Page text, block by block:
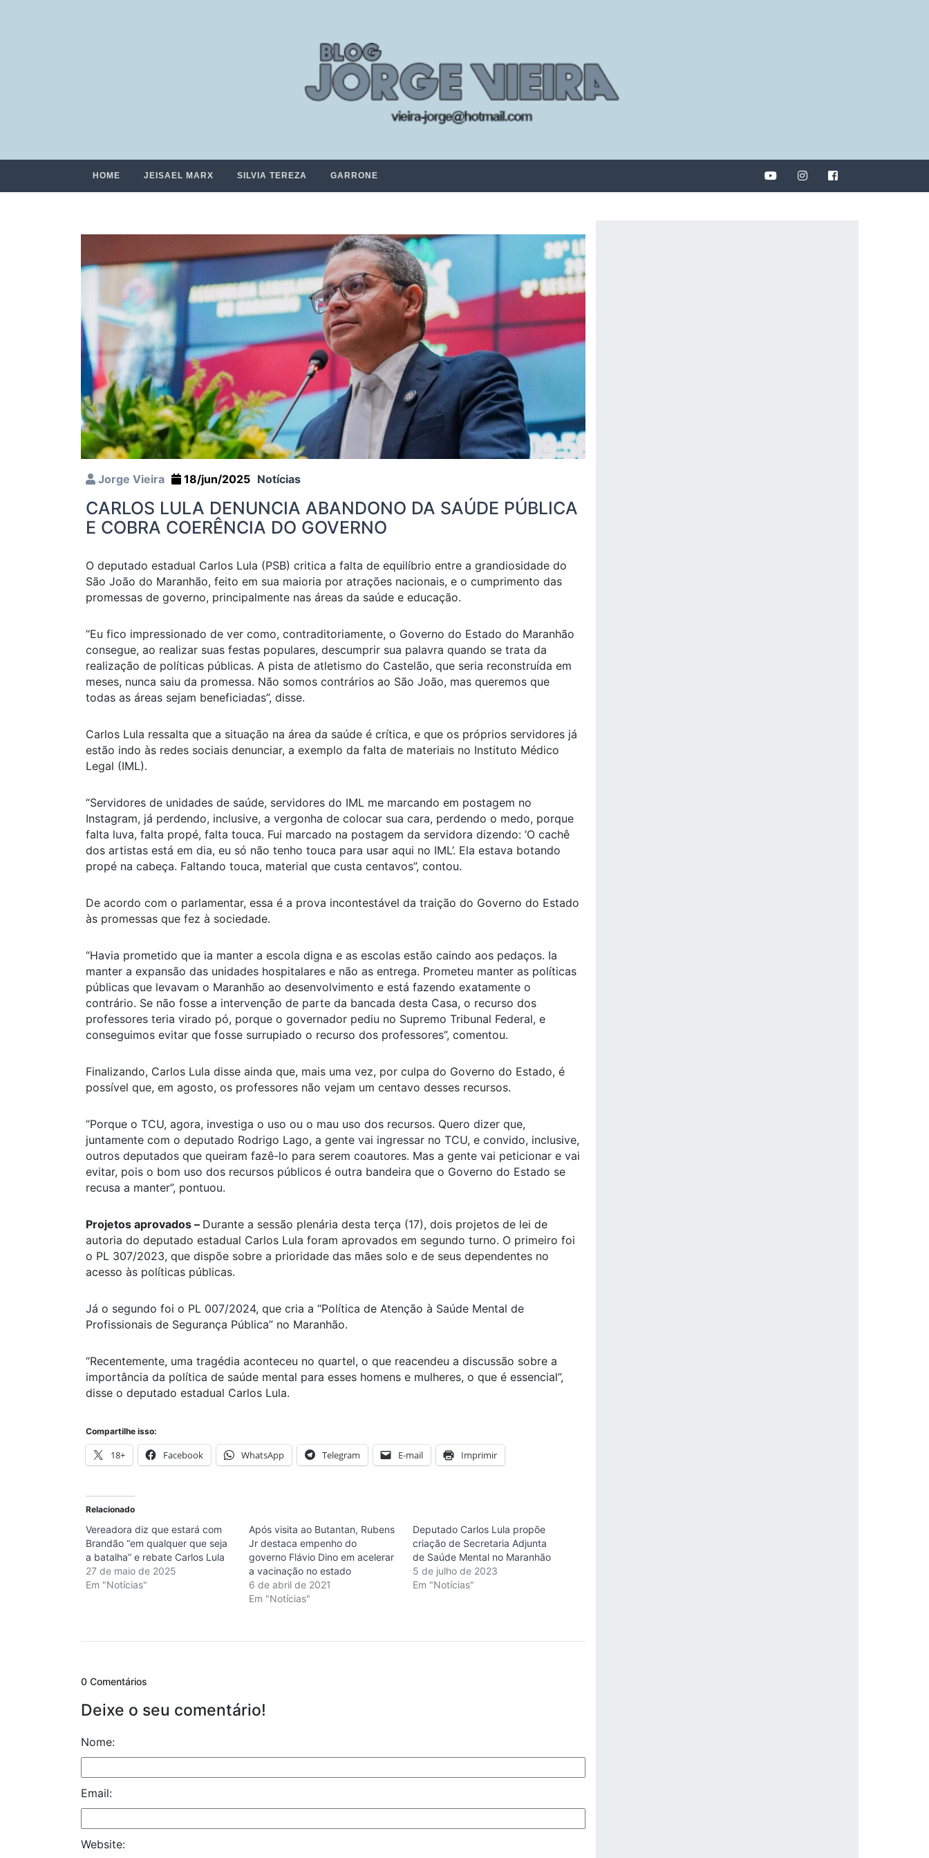
HOME JEISAEL MARX SILVIA TEREZA GARRONE
Jorge Vieira 18/jun/2025 Notícias
CARLOS LULA DENUNCIA ABANDONO DA SAÚDE PÚBLICA
E COBRA COERÊNCIA DO GOVERNO
O deputado estadual Carlos Lula (PSB) critica a falta de equilíbrio entre a grandiosidade do
São João do Maranhão, feito em sua maioria por atrações nacionais, e o cumprimento das
promessas de governo, principalmente nas áreas da saúde e educação.
“Eu fico impressionado de ver como, contraditoriamente, o Governo do Estado do Maranhão
consegue, ao realizar suas festas populares, descumprir sua palavra quando se trata da
realização de políticas públicas. A pista de atletismo do Castelão, que seria reconstruída em
meses, nunca saiu da promessa. Não somos contrários ao São João, mas queremos que
todas as áreas sejam beneficiadas”, disse.
Carlos Lula ressalta que a situação na área da saúde é crítica, e que os próprios servidores já
estão indo às redes sociais denunciar, a exemplo da falta de materiais no Instituto Médico
Legal (IML).
“Servidores de unidades de saúde, servidores do IML me marcando em postagem no
Instagram, já perdendo, inclusive, a vergonha de colocar sua cara, perdendo o medo, porque
falta luva, falta propé, falta touca. Fui marcado na postagem da servidora dizendo: ‘O cachê
dos artistas está em dia, eu só não tenho touca para usar aqui no IML’. Ela estava botando
propé na cabeça. Faltando touca, material que custa centavos”, contou.
De acordo com o parlamentar, essa é a prova incontestável da traição do Governo do Estado
às promessas que fez à sociedade.
“Havia prometido que ia manter a escola digna e as escolas estão caindo aos pedaços. Ia
manter a expansão das unidades hospitalares e não as entrega. Prometeu manter as políticas
públicas que levavam o Maranhão ao desenvolvimento e está fazendo exatamente o
contrário. Se não fosse a intervenção de parte da bancada desta Casa, o recurso dos
professores teria virado pó, porque o governador pediu no Supremo Tribunal Federal, e
conseguimos evitar que fosse surrupiado o recurso dos professores”, comentou.
Finalizando, Carlos Lula disse ainda que, mais uma vez, por culpa do Governo do Estado, é
possível que, em agosto, os professores não vejam um centavo desses recursos.
“Porque o TCU, agora, investiga o uso ou o mau uso dos recursos. Quero dizer que,
juntamente com o deputado Rodrigo Lago, a gente vai ingressar no TCU, e convido, inclusive,
outros deputados que queiram fazê-lo para serem coautores. Mas a gente vai peticionar e vai
evitar, pois o bom uso dos recursos públicos é outra bandeira que o Governo do Estado se
recusa a manter”, pontuou.
Projetos aprovados – Durante a sessão plenária desta terça (17), dois projetos de lei de
autoria do deputado estadual Carlos Lula foram aprovados em segundo turno. O primeiro foi
o PL 307/2023, que dispõe sobre a prioridade das mães solo e de seus dependentes no
acesso às políticas públicas.
Já o segundo foi o PL 007/2024, que cria a “Política de Atenção à Saúde Mental de
Profissionais de Segurança Pública” no Maranhão.
“Recentemente, uma tragédia aconteceu no quartel, o que reacendeu a discussão sobre a
importância da política de saúde mental para esses homens e mulheres, o que é essencial”,
disse o deputado estadual Carlos Lula.
Compartilhe isso:
18+ Facebook WhatsApp Telegram E-mail Imprimir
Relacionado
Vereadora diz que estará com
Brandão “em qualquer que seja
a batalha” e rebate Carlos Lula
27 de maio de 2025
Em "Notícias"
Após visita ao Butantan, Rubens
Jr destaca empenho do
governo Flávio Dino em acelerar
a vacinação no estado
6 de abril de 2021
Em "Notícias"
Deputado Carlos Lula propõe
criação de Secretaria Adjunta
de Saúde Mental no Maranhão
5 de julho de 2023
Em "Notícias"
0 Comentários
Deixe o seu comentário!
Nome:
Email:
Website: